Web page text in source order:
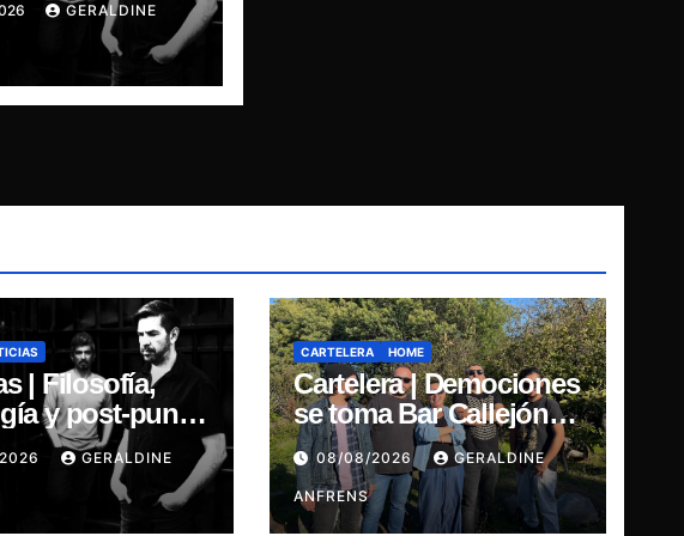
“Cantos de
GERALDINE
| Filosofía,
y post-punk:
“Cantos de
GERALDINE
CARTELERA HOME
Cartelera | Demociones
se toma Bar Callejón:
Presentación oficial de
su EP y estreno del
single “Mujer
08/08/2026 GERALDINE
ANFRENS